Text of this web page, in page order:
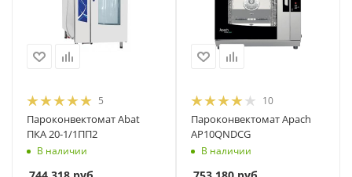
5
Пароконвектомат Abat
ПКА 20-1/1ПП2
В наличии
10
Пароконвектомат Apach
AP10QNDCG
В наличии